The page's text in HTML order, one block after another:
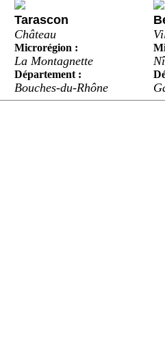
Tarascon
Château
Microrégion :
La Montagnette
Département :
Bouches-du-Rhône